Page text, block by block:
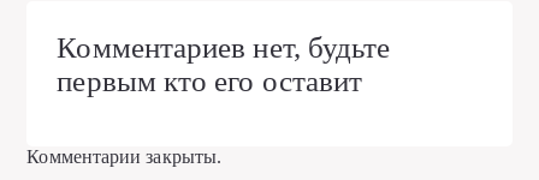
Комментариев нет, будьте
первым кто его оставит
Комментарии закрыты.